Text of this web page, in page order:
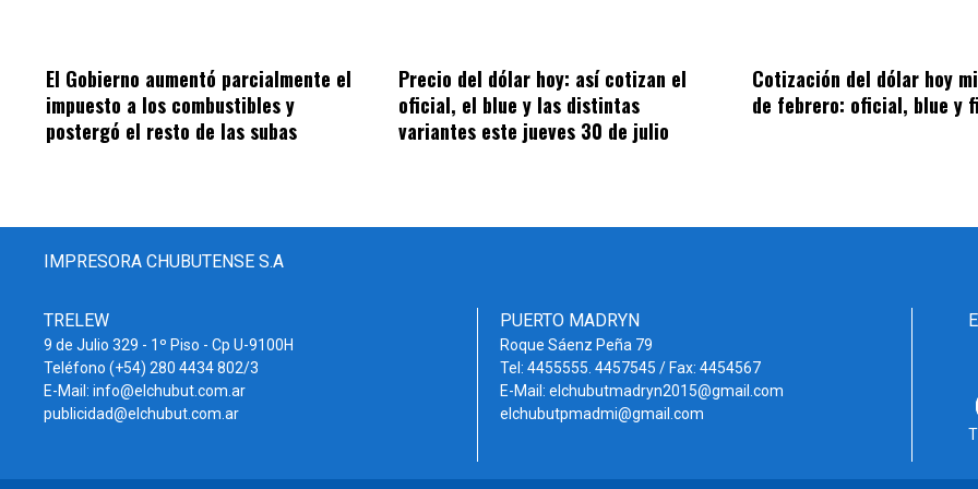
El Gobierno aumentó parcialmente el
impuesto a los combustibles y
postergó el resto de las subas
Precio del dólar hoy: así cotizan el
oficial, el blue y las distintas
variantes este jueves 30 de julio
Cotización del dólar hoy
de febrero: oficial, blue y
IMPRESORA CHUBUTENSE S.A
TRELEW
9 de Julio 329 - 1º Piso - Cp U-9100H
Teléfono (+54) 280 4434 802/3
E-Mail: info@elchubut.com.ar
publicidad@elchubut.com.ar
PUERTO MADRYN
Roque Sáenz Peña 79
Tel: 4455555. 4457545 / Fax: 4454567
E-Mail: elchubutmadryn2015@gmail.com
elchubutpmadmi@gmail.com